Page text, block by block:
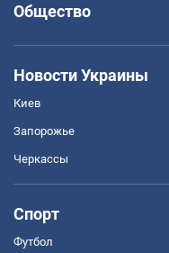
Общество
Новости Украины
Киев
Запорожье
Черкассы
Спорт
Футбол